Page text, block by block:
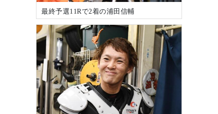
最終予選11Rで2着の浦田信輔